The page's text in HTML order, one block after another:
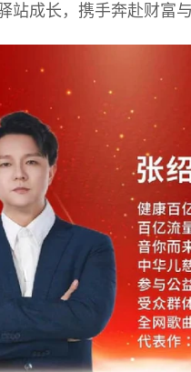
站成长，携手奔赴财富